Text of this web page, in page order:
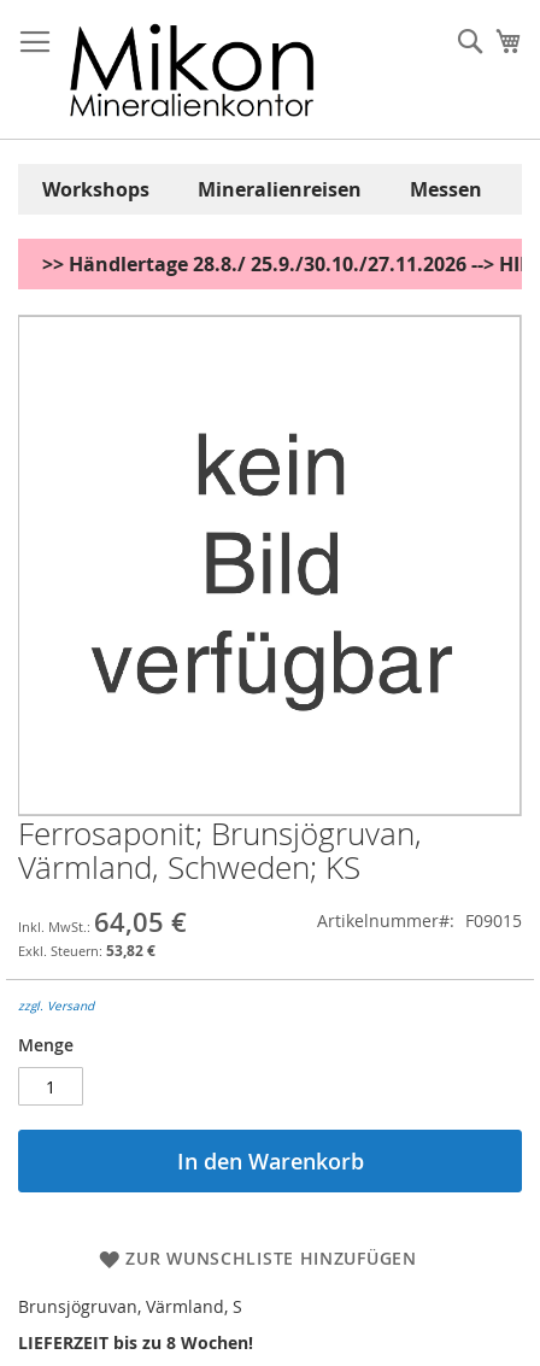
Inhalt
springen
Workshops Mineralienreisen Messen
>> Händlertage 28.8./ 25.9./30.10./27.11.2026 -->
Zum
Zum
Anfang
der
springen
Ferrosaponit; Brunsjögruvan,
Värmland, Schweden; KS
64,05 €
53,82 €
Artikelnummer F09015
zzgl. Versand
Menge
In den Warenkorb
ZUR WUNSCHLISTE HINZUFÜGEN
Brunsjögruvan, Värmland, S
LIEFERZEIT bis zu 8 Wochen!